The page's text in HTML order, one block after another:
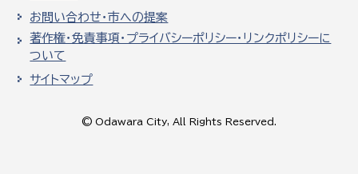
お問い合わせ・市への提案
著作権・免責事項・プライバシーポリシー・リンクポリシーに
ついて
サイトマップ
© Odawara City, All Rights Reserved.